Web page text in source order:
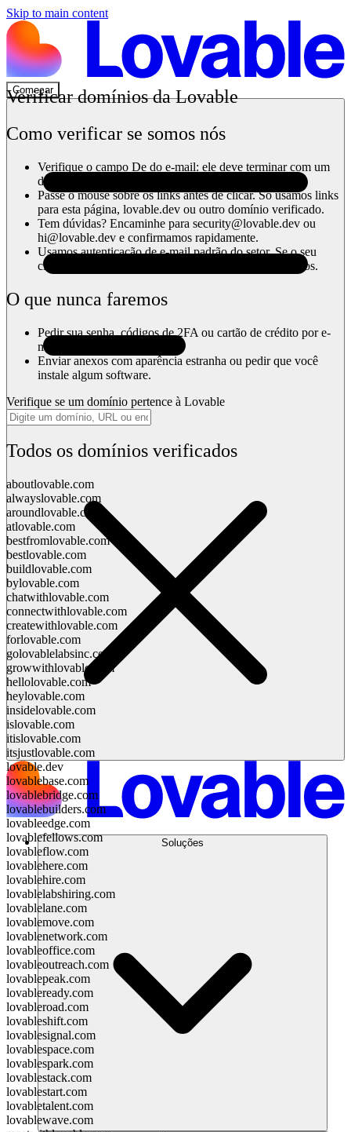
Skip to main content
Começar
Soluções
Verificar domínios da Lovable
Como verificar se somos nós
Verifique o campo De do e-mail: ele deve terminar com um
dos nossos domínios verificados
Passe o mouse sobre os links antes de clicar. Só usamos links
para esta página, lovable.dev ou outro domínio verificado.
Tem dúvidas? Encaminhe para security@lovable.dev ou
hi@lovable.dev e confirmamos rapidamente.
Usamos autenticação de e-mail padrão do setor. Se o seu
cliente de e-mail exibir um alerta, peça para reenviarmos.
O que nunca faremos
Pedir sua senha, códigos de 2FA ou cartão de crédito por e-
mail.
Enviar anexos com aparência estranha ou pedir que você
instale algum software.
Verifique se um domínio pertence à Lovable
Todos os domínios verificados
aboutlovable.com
alwayslovable.com
aroundlovable.com
atlovable.com
bestfromlovable.com
bestlovable.com
buildlovable.com
bylovable.com
chatwithlovable.com
connectwithlovable.com
createwithlovable.com
forlovable.com
golovablelabsinc.com
growwithlovable.com
hellolovable.com
heylovable.com
insidelovable.com
islovable.com
itislovable.com
itsjustlovable.com
lovable.dev
lovablebase.com
lovablebridge.com
lovablebuilders.com
lovableedge.com
lovablefellows.com
lovableflow.com
lovablehere.com
lovablehire.com
lovablelabshiring.com
lovablelane.com
lovablemove.com
lovablenetwork.com
lovableoffice.com
lovableoutreach.com
lovablepeak.com
lovableready.com
lovableroad.com
lovableshift.com
lovablesignal.com
lovablespace.com
lovablespark.com
lovablestack.com
lovablestart.com
lovabletalent.com
lovablewave.com